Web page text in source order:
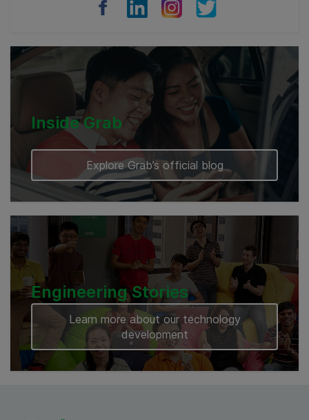
Vietnam
Myanmar
Cambodia
Inside Grab
Explore Grab’s official blog
Engineering Stories
Learn more about our technology
development